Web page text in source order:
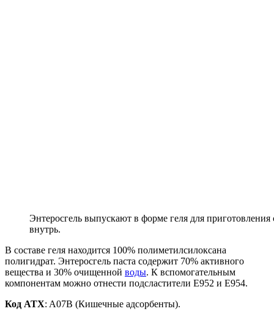
Энтеросгель выпускают в форме геля для
внутрь.
В составе геля находится 100% полиметилсилоксана
полигидрат. Энтеросгель паста содержит 70% активного
вещества и 30% очищенной воды. К вспомогательным
компонентам можно отнести подсластители Е952 и Е954.
Код ATX: A07B (Кишечные адсорбенты).